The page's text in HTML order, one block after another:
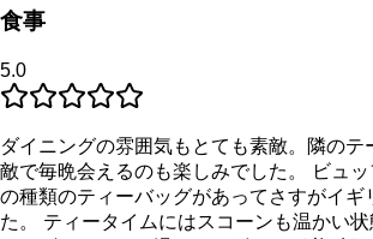
食事
5.0
ダイニングの雰囲気もとても素敵。隣のテ
敵で毎晩会えるのも楽しみでした。 ビュ
の種類のティーバッグがあってさすがイギ
た。 ティータイムにはスコーンも温かい状